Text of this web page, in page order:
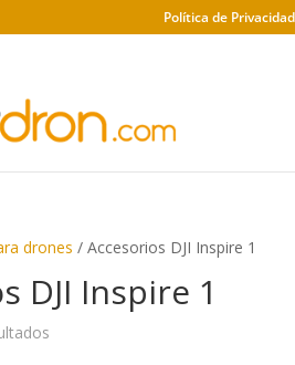
Política de Privacidad
drones / Accesorios DJI Inspire 1
DJI Inspire 1